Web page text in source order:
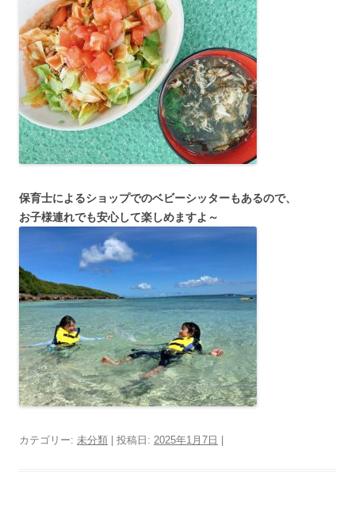
保育士によるショップでのベビーシッターもあるので、
お子様連れでも安心して楽しめますよ～
カテゴリー: 未分類 | 投稿日: 2025年1月7日